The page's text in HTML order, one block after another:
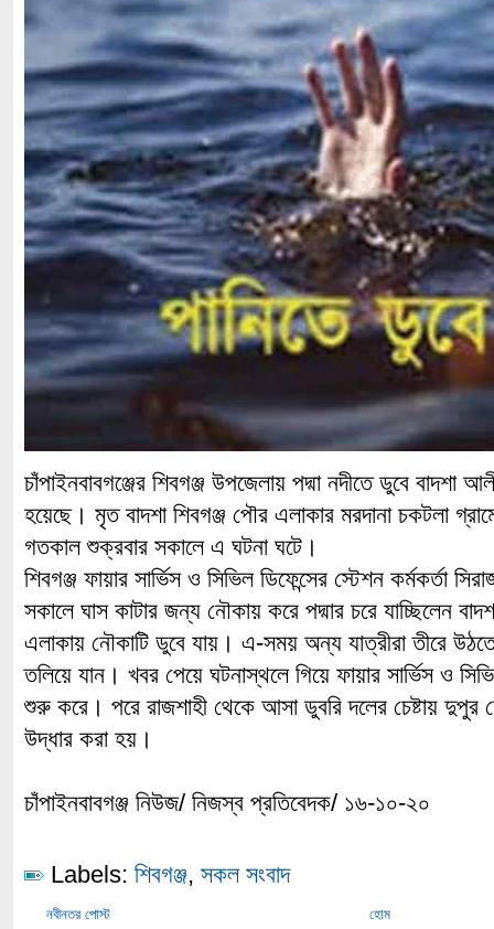
চাঁপাইনবাবগঞ্জের শিবগঞ্জ উপজেলায় পদ্মা নদীতে ডুবে
হয়েছে। মৃত বাদশা শিবগঞ্জ পৌর এলাকার মরদানা চকটলা
গতকাল শুক্রবার সকালে এ ঘটনা ঘটে।
শিবগঞ্জ ফায়ার সার্ভিস ও সিভিল ডিফেন্সের স্টেশন কর্মকর্তা
সকালে ঘাস কাটার জন্য নৌকায় করে পদ্মার চরে যাচ্ছিলেন
এলাকায় নৌকাটি ডুবে যায়। এ-সময় অন্য যাত্রীরা তীরে
তলিয়ে যান। খবর পেয়ে ঘটনাস্থলে গিয়ে ফায়ার সার্ভিস ও
শুরু করে। পরে রাজশাহী থেকে আসা ডুবরি দলের চেষ্টায় দুপুর
উদ্ধার করা হয়।
চাঁপাইনবাবগঞ্জ নিউজ/ নিজস্ব প্রতিবেদক/ ১৬-১০-২০
Labels: শিবগঞ্জ, সকল সংবাদ
নবীনতর পোস্ট হোম